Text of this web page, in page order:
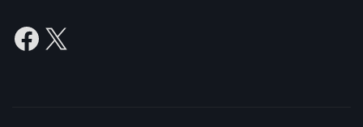
Facebook
X